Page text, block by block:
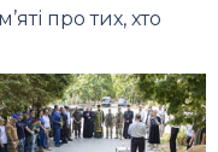
про тих, хто